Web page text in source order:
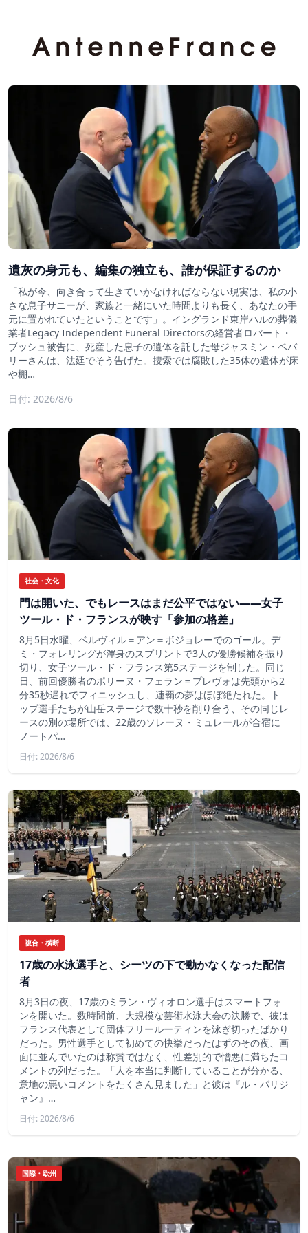
遺灰の身元も、編集の独立も、誰が保証するのか
「私が今、向き合って生きていかなければならない現実は、私の小
さな息子サニーが、家族と一緒にいた時間よりも長く、あなたの手
元に置かれていたということです」。イングランド東岸ハルの葬儀
業者Legacy Independent Funeral Directorsの経営者ロバート・
ブッシュ被告に、死産した息子の遺体を託した母ジャスミン・ベバ
リーさんは、法廷でそう告げた。捜索では腐敗した35体の遺体が床
や棚…
日付: 2026/8/6
社会・文化
門は開いた、でもレースはまだ公平ではない――女子
ツール・ド・フランスが映す「参加の格差」
8月5日水曜、ベルヴィル＝アン＝ボジョレーでのゴール。デ
ミ・フォレリングが渾身のスプリントで3人の優勝候補を振り
切り、女子ツール・ド・フランス第5ステージを制した。同じ
日、前回優勝者のポリーヌ・フェラン＝プレヴォは先頭から2
分35秒遅れでフィニッシュし、連覇の夢はほぼ絶たれた。ト
ップ選手たちが山岳ステージで数十秒を削り合う、その同じレ
ースの別の場所では、22歳のソレーヌ・ミュレールが合宿に
ノートパ…
日付: 2026/8/6
複合・横断
17歳の水泳選手と、シーツの下で動かなくなった配信
者
8月3日の夜、17歳のミラン・ヴィオロン選手はスマートフォ
ンを開いた。数時間前、大規模な芸術水泳大会の決勝で、彼は
フランス代表として団体フリールーティンを泳ぎ切ったばかり
だった。男性選手として初めての快挙だったはずのその夜、画
面に並んでいたのは称賛ではなく、性差別的で憎悪に満ちたコ
メントの列だった。「人を本当に判断していることが分かる、
意地の悪いコメントをたくさん見ました」と彼は『ル・パリジ
ャン』…
日付: 2026/8/6
国際・欧州